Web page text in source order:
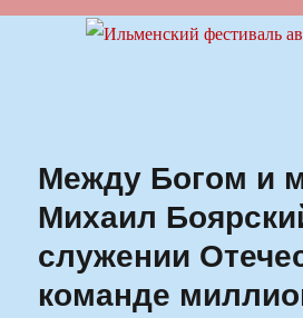
Ильменский
Между Богом и
Михаил
служении
команде